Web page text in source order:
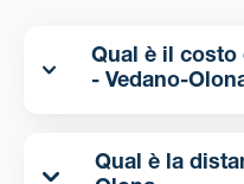
Qual è il costo
- Vedano-
Qual è la distanza tra